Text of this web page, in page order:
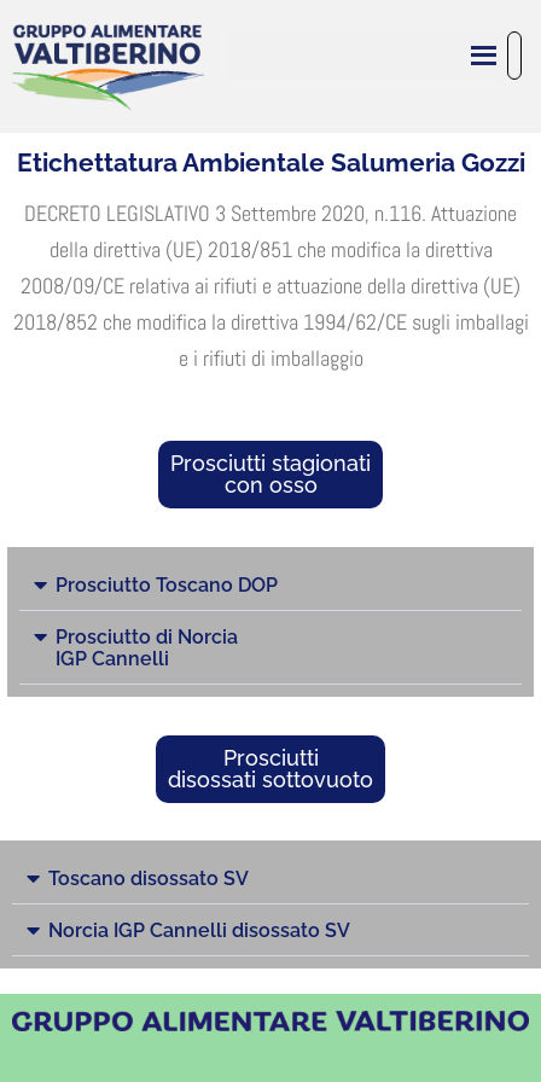
Etichettatura Ambientale Salumeria Gozzi
DECRETO LEGISLATIVO 3 Settembre 2020, n.116. Attuazione
della direttiva (UE) 2018/851 che modifica la direttiva
2008/09/CE relativa ai rifiuti e attuazione della direttiva (UE)
2018/852 che modifica la direttiva 1994/62/CE sugli imballagi
e i rifiuti di imballaggio
Prosciutti stagionati
con osso
Prosciutto Toscano DOP
Prosciutto di Norcia
IGP Cannelli
Prosciutti
disossati sottovuoto
Toscano disossato SV
Norcia IGP Cannelli disossato SV